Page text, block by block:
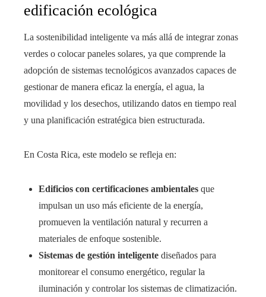
edificación ecológica
La sostenibilidad inteligente va más allá de integrar zonas
verdes o colocar paneles solares, ya que comprende la
adopción de sistemas tecnológicos avanzados capaces de
gestionar de manera eficaz la energía, el agua, la
movilidad y los desechos, utilizando datos en tiempo real
y una planificación estratégica bien estructurada.
En Costa Rica, este modelo se refleja en:
Edificios con certificaciones ambientales que
impulsan un uso más eficiente de la energía,
promueven la ventilación natural y recurren a
materiales de enfoque sostenible.
Sistemas de gestión inteligente diseñados para
monitorear el consumo energético, regular la
iluminación y controlar los sistemas de climatización.